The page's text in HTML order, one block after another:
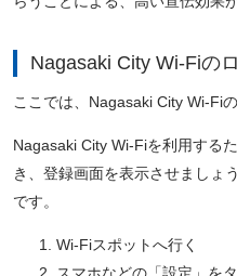
Nagasaki City Wi-Fiの
ここでは、Nagasaki City Wi-Fi
Nagasaki City Wi-Fiを利用する
き、登録画面を表示させましょ
です。
Wi-Fiスポットへ行く